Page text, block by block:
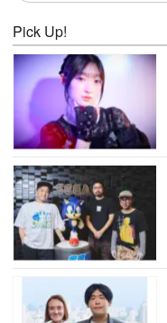
Pick Up!